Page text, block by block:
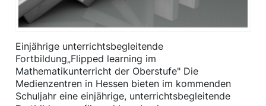
Einjährige unterrichtsbegleitende
Fortbildung„Flipped learning im
Mathematikunterricht der Oberstufe" Die
Medienzentren in Hessen bieten im kommenden
Schuljahr eine einjährige, unterrichtsbegleitende